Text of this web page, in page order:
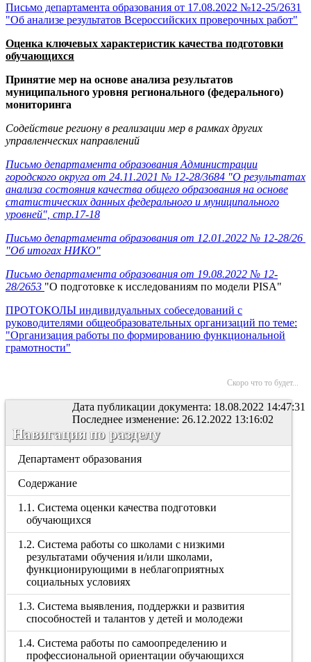
Письмо департамента образования от 17.08.2022 №12-25/2631
"Об анализе результатов Всероссийских проверочных работ"
Оценка ключевых характеристик качества подготовки
обучающихся
Принятие мер на основе анализа результатов
муниципального уровня регионального (федерального)
мониторинга
Содействие региону в реализации мер в рамках других
управленческих направлений
Письмо департамента образования Администрации
городского округа от 24.11.2021 № 12-28/3684 "О результатах
анализа состояния качества общего образования на основе
статистических данных федерального и муниципального
уровней", стр.17-18
Письмо департамента образования от 12.01.2022 № 12-28/26
"Об итогах НИКО"
Письмо департамента образования от 19.08.2022 № 12-
28/2653 "О подготовке к исследованиям по модели PISA"
ПРОТОКОЛЫ индивидуальных собеседований с
руководителями общеобразовательных организаций по теме:
"Организация работы по формированию функциональной
грамотности"
Скоро что то будет...
Дата публикации документа: 18.08.2022 14:47:31
Последнее изменение: 26.12.2022 13:16:02
Навигация по разделу
Департамент образования
Содержание
1.1. Система оценки качества подготовки
обучающихся
1.2. Система работы со школами с низкими
результатами обучения и/или школами,
функционирующими в неблагоприятных
социальных условиях
1.3. Система выявления, поддержки и развития
способностей и талантов у детей и молодежи
1.4. Система работы по самоопределению и
профессиональной ориентации обучающихся